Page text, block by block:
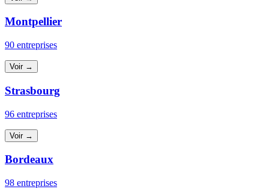
Montpellier
90 entreprises
Voir →
Strasbourg
96 entreprises
Voir →
Bordeaux
98 entreprises